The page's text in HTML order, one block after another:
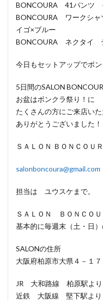
BONCOURA 41パンツ
BONCOURA ワークシ
イゴ×ブルー
BONCOURA ネクタイ
今日もセットアップでボ
5日間のSALON
お盆はボンクラ祭り！に
たくさんの方にご来店いた
ありがとうございました！
ＳＡＬＯＮ ＢＯＮＣＯＵ
salonboncoura@gmail.com
担当は ユウスケまで。
ＳＡＬＯＮ ＢＯＮＣＯ
基本的に毎週末（土・日）
SALONの住所
大阪府柏原市大県４－１７
JR 大和路線 柏原駅よ
近鉄 大阪線 堅下駅よ